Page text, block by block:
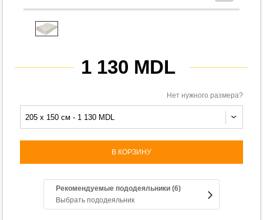
1 130 MDL
Нет нужного размера?
205 x 150 см - 1 130 MDL
В КОРЗИНУ
Рекомендуемые пододеяльники (6)
Выбрать пододеяльник